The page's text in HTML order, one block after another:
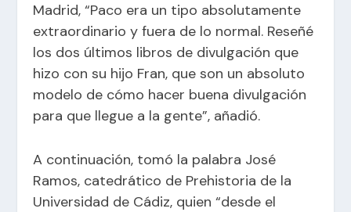
Madrid, “Paco era un tipo absolutamente
extraordinario y fuera de lo normal. Reseñé
los dos últimos libros de divulgación que
hizo con su hijo Fran, que son un absoluto
modelo de cómo hacer buena divulgación
para que llegue a la gente”, añadió.
A continuación, tomó la palabra José
Ramos, catedrático de Prehistoria de la
Universidad de Cádiz, quien “desde el